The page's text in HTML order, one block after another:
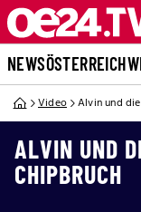
NEWSÖSTERREICH
Video Alvin und
ALVIN UND
CHIPBRUCH